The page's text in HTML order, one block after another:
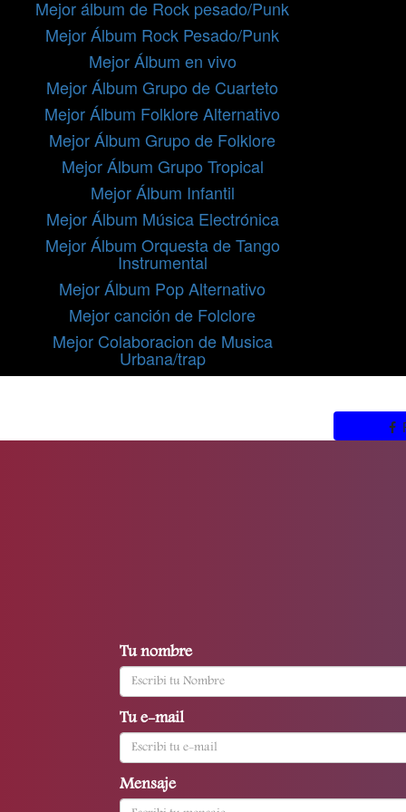
Mejor álbum de Rock pesado/Punk
Mejor Álbum Rock Pesado/Punk
Mejor Álbum en vivo
Mejor Álbum Grupo de Cuarteto
Mejor Álbum Folklore Alternativo
Mejor Álbum Grupo de Folklore
Mejor Álbum Grupo Tropical
Mejor Álbum Infantil
Mejor Álbum Música Electrónica
Mejor Álbum Orquesta de Tango
Instrumental
Mejor Álbum Pop Alternativo
Mejor canción de Folclore
Mejor Colaboracion de Musica
Urbana/trap
Tu nombre
Tu e-mail
Mensaje